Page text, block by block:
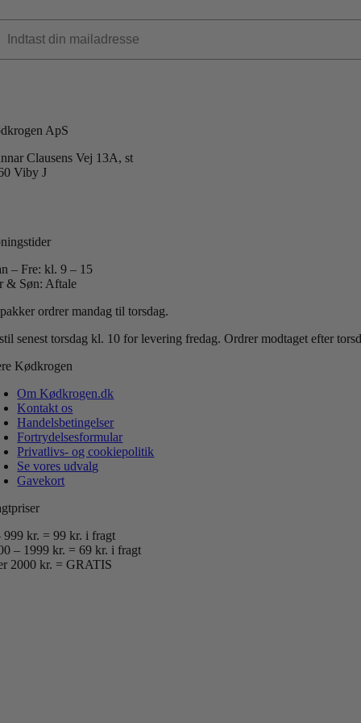
ApS
Clausens Vej 13A, st
Viby J
– Fre: kl. 9 – 15
& Søn: Aftale
ordrer mandag til torsdag.
senest torsdag kl. 10 for levering fredag.Ordrer modtaget efter
Kødkrogen
Om Kødkrogen.dk
Kontakt os
Handelsbetingelser
Fortrydelsesformular
Privatlivs- og cookiepolitik
Se vores udvalg
Gavekort
999 kr. = 99 kr. i fragt
– 1999 kr. = 69 kr. i fragt
2000 kr. = GRATIS